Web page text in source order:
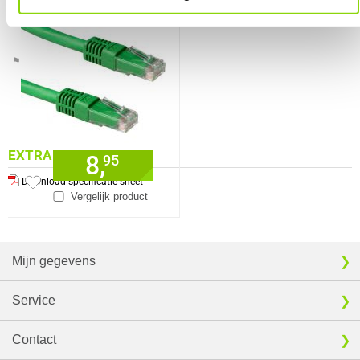
Verkrijgbaar sinds
Juni 2016
⚑ Fout melden
EXTRA INFORMATIE
Download specificatie sheet
Vergelijk product
8,95
Mijn gegevens
Service
Contact